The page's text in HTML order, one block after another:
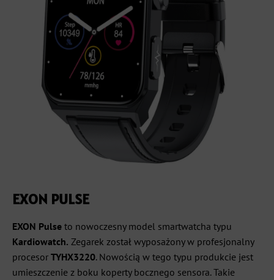
EXON PULSE
EXON Pulse to nowoczesny model smartwatcha typu
Kardiowatch. Zegarek został wyposażony w profesjonalny
procesor TYHX3220. Nowością w tego typu produkcie jest
umieszczenie z boku koperty bocznego sensora. Takie